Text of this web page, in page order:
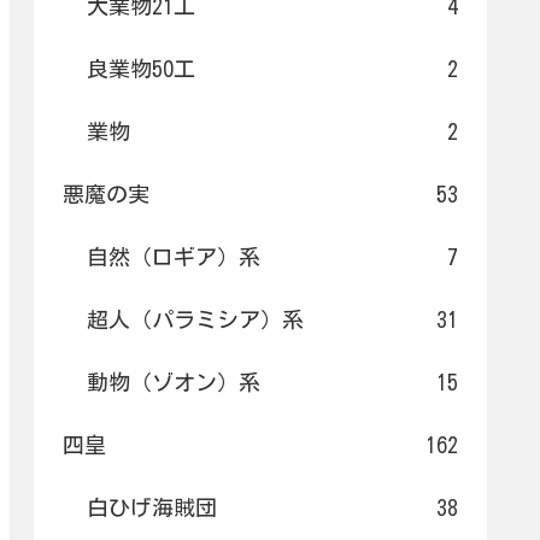
大業物21工 4
良業物50工 2
業物 2
悪魔の実 53
自然（ロギア）系 7
超人（パラミシア）系 31
動物（ゾオン）系 15
四皇 162
白ひげ海賊団 38